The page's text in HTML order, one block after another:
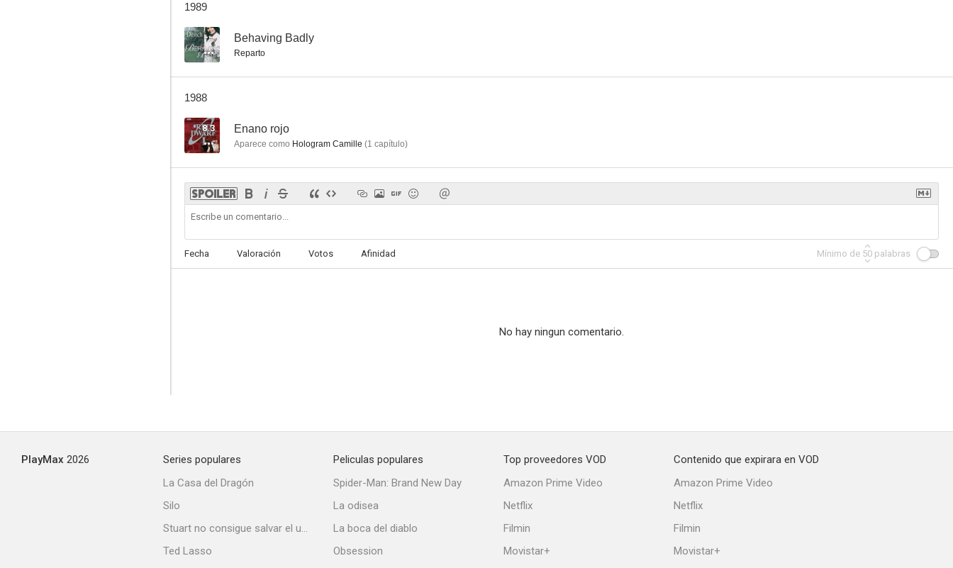
1989
-- Behaving Badly
Reparto
1988
8.3 Enano rojo
Aparece como Hologram Camille (1 capítulo)
Fecha Valoración Votos Afinidad Mínimo de 50 palabras
No hay ningun comentario.
PlayMax 2026
Series populares
La Casa del Dragón
Silo
Stuart no consigue salvar el universo
Ted Lasso
Peliculas populares
Spider-Man: Brand New Day
La odisea
La boca del diablo
Obsession
Top proveedores VOD
Amazon Prime Video
Netflix
Filmin
Movistar+
Contenido que expirara en VOD
Amazon Prime Video
Netflix
Filmin
Movistar+